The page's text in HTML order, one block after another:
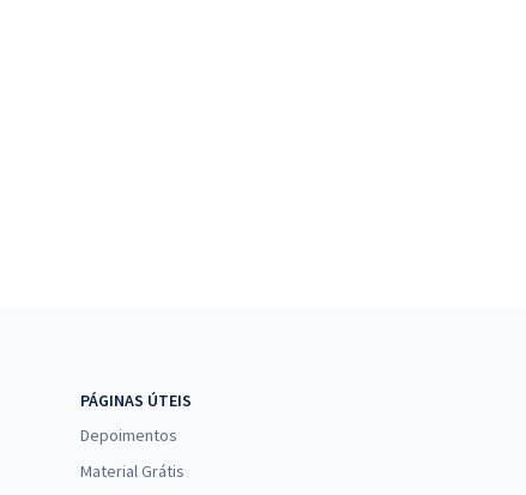
PÁGINAS ÚTEIS
Depoimentos
Material Grátis